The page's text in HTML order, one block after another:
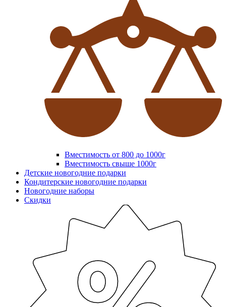
Вместимость от 800 до 1000г
Вместимость свыше 1000г
Детские новогодние подарки
Кондитерские новогодние подарки
Новогодние наборы
Скидки